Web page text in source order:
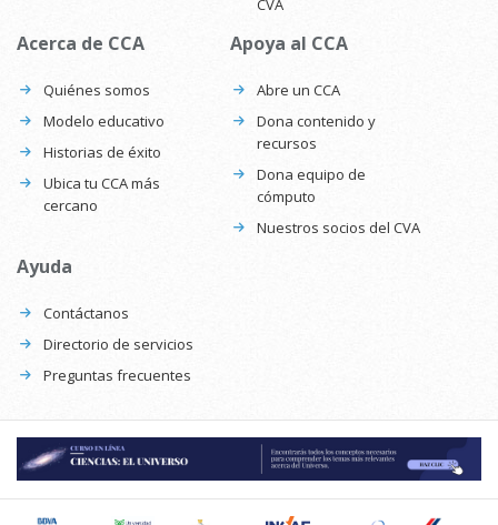
CVA
Acerca de CCA
Quiénes somos
Modelo educativo
Historias de éxito
Ubica tu CCA más
cercano
Apoya al CCA
Abre un CCA
Dona contenido y
recursos
Dona equipo de
cómputo
Nuestros socios del CVA
Ayuda
Contáctanos
Directorio de servicios
Preguntas frecuentes